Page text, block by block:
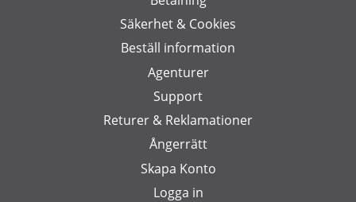
Säkerhet & Cookies
Beställ information
Agenturer
Support
Returer & Reklamationer
Ångerrätt
Skapa Konto
Logga in